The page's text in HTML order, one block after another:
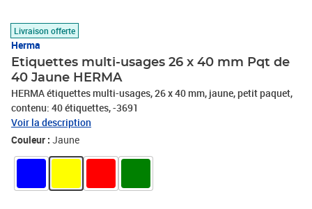
Livraison offerte
Herma
Etiquettes multi-usages 26 x 40 mm Pqt de
40 Jaune HERMA
HERMA étiquettes multi-usages, 26 x 40 mm, jaune, petit paquet,
contenu: 40 étiquettes, -3691
Voir la description
Couleur : Jaune